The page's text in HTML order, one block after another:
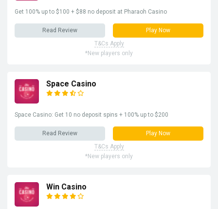
Get 100% up to $100 + $88 no deposit at Pharaoh Casino
Read Review
Play Now
T&Cs Apply
*New players only
Space Casino
Space Casino: Get 10 no deposit spins + 100% up to $200
Read Review
Play Now
T&Cs Apply
*New players only
Win Casino